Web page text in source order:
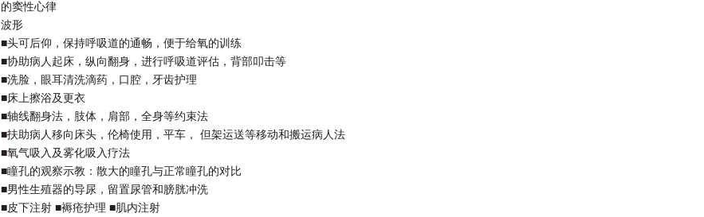
的窦性心律
波形
■头可后仰，保持呼吸道的通畅，便于给氧的训练
■协助病人起床，纵向翻身，进行呼吸道评估，背部叩击等
■洗脸，眼耳清洗滴药，口腔，牙齿护理
■床上擦浴及更衣
■轴线翻身法，肢体，肩部，全身等约束法
■扶助病人移向床头，伦椅使用，平车， 但架运送等移动和搬运病人法
■氧气吸入及雾化吸入疗法
■瞳孔的观察示教：散大的瞳孔与正常瞳孔的对比
■男性生殖器的导尿，留置尿管和膀胱冲洗
■皮下注射 ■褥疮护理 ■肌内注射